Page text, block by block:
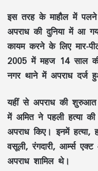
इस तरह के माहौल में
अपराध की दुनिया में आ
कायम करने के लिए मार-
2005 में महज 14 साल
नगर थाने में अपराध दर्ज
यहीं से अपराध की
में अमित ने पहली हत्या
अपराध किए। इनमें हत्या,
वसूली, रंगदारी, आर्म्स
अपराध शामिल थे।